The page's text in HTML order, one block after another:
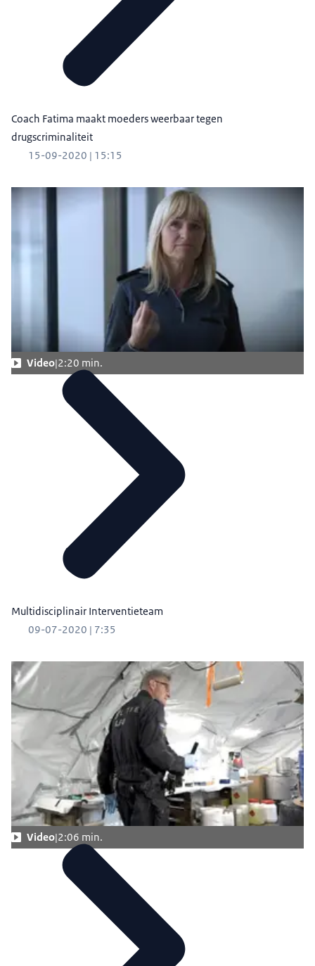
Coach Fatima maakt moeders weerbaar tegen
drugscriminaliteit
15-09-2020 | 15:15
Video 2:20 min.
Multidisciplinair Interventieteam
09-07-2020 | 7:35
Video 2:06 min.